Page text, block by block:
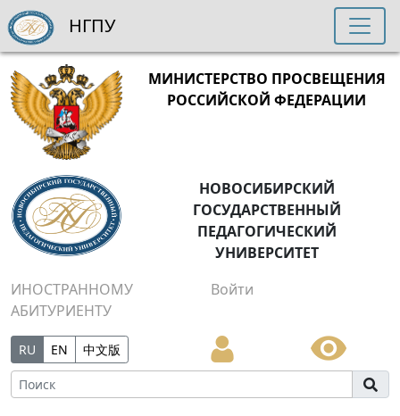
МИНИСТЕРСТВО ПРОСВЕЩЕНИЯ
РОССИЙСКОЙ ФЕДЕРАЦИИ
НОВОСИБИРСКИЙ
ГОСУДАРСТВЕННЫЙ
ПЕДАГОГИЧЕСКИЙ
УНИВЕРСИТЕТ
ИНОСТРАННОМУ
АБИТУРИЕНТУ
Войти
RU EN 中文版
НГПУ